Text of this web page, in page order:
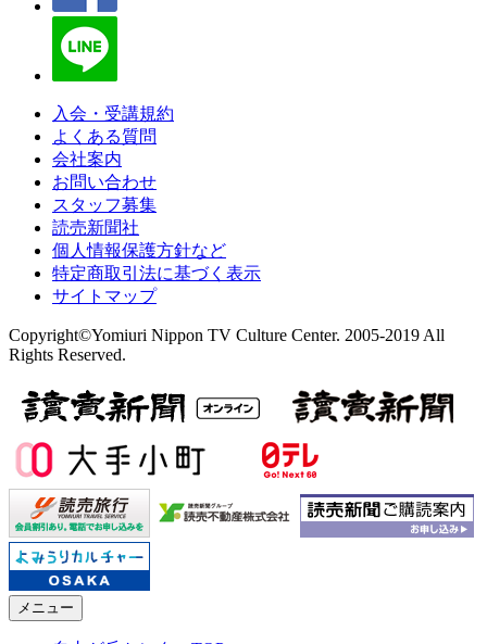
入会・受講規約
よくある質問
会社案内
お問い合わせ
スタッフ募集
読売新聞社
個人情報保護方針など
特定商取引法に基づく表示
サイトマップ
Copyright©Yomiuri Nippon TV Culture Center. 2005-2019 All
Rights Reserved.
メニュー